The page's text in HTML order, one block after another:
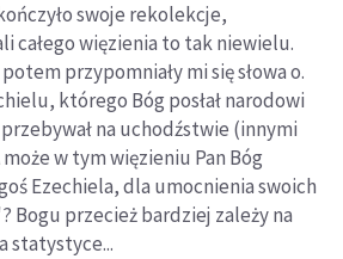
swoje rekolekcje,
całego więzienia to tak niewielu.
przypomniały mi się słowa o.
którego Bóg posłał narodowi
na uchodźstwie (innymi
w tym więzieniu Pan Bóg
Ezechiela, dla umocnienia swoich
Bogu przecież bardziej zależy na
statystyce...